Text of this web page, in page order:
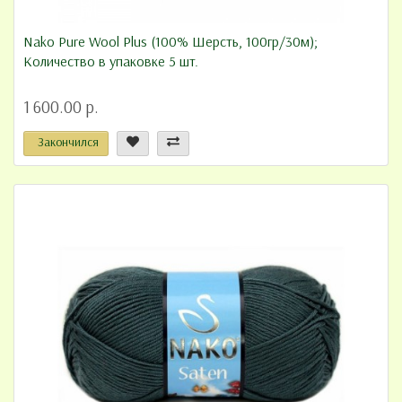
Nako Pure Wool Plus (100% Шерсть, 100гр/30м);
Количество в упаковке 5 шт.
1 600.00 р.
Закончился